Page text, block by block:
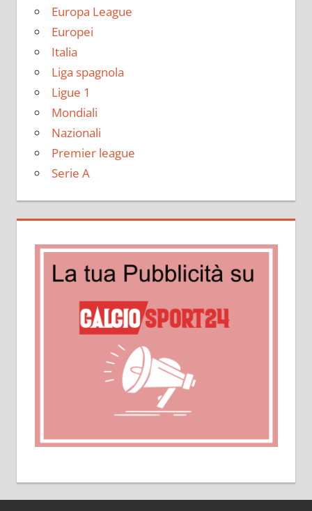
Europa League
Europei
Italia
Liga spagnola
Ligue 1
Mondiali
Nazionali
Premier league
Serie A